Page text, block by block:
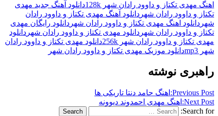
اهنگ مهدی تکتاز و داوود رادان شهر 128k
دانلود آهنگ جدید مهدی
تکتاز و داوود رادان شهر دانلود آهنگ مهدی تکتاز و داوود رادان
شهر دانلود اهنگ مهدی تکتاز و داوود رادان شهر دانلود رایگان مهدی
تکتاز و داوود رادان شهر دانلود مهدی تکتاز و داوود رادان شهر دانلود
مهدی تکتاز و داوود رادان شهر 256k
دانلود مهدی تکتاز و داوود رادان
شهر mp3
دانلود موزیک مهدی تکتاز و داوود رادان شهر
راهبری نوشته
Previous Post: اهنگ حامد دنتا تاریکی ها
Next Post: اهنگ مهدی احمدوند دیوونه
Search for:
Search